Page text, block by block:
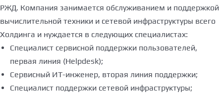
РЖД. Компания занимается обслуживанием и поддержкой
вычислительной техники и сетевой инфраструктуры всего
Холдинга и нуждается в следующих специалистах:
Специалист сервисной поддержки пользователей,
первая линия (Helpdesk);
Сервисный ИТ-инженер, вторая линия поддержки;
Специалист поддержки сетевой инфраструктуры;